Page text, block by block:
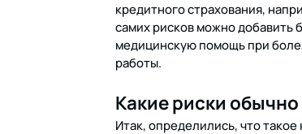
кредитного страхования,
самих рисков можно
медицинскую помощь при
работы.
Какие риски
Итак, определились, что